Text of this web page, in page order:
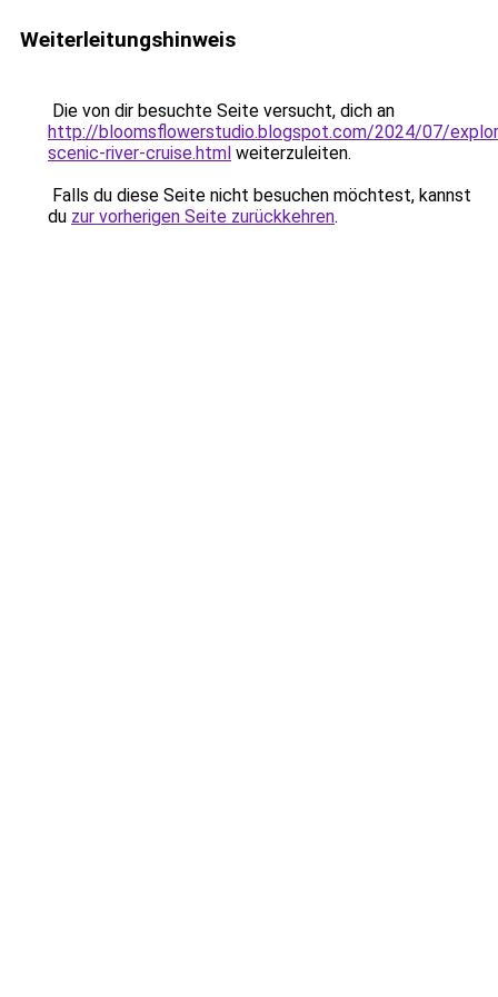
Weiterleitungshinweis
Die von dir besuchte Seite versucht, dich an
http://bloomsflowerstudio.blogspot.com/2024/07/
scenic-river-cruise.html weiterzuleiten.
Falls du diese Seite nicht besuchen möchtest, kannst
du zur vorherigen Seite zurückkehren.